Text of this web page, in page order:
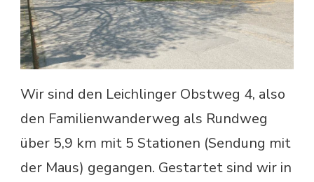
Wir sind den Leichlinger Obstweg 4, also
den Familienwanderweg als Rundweg
über 5,9 km mit 5 Stationen (Sendung mit
der Maus) gegangen. Gestartet sind wir in